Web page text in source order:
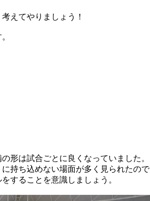
えてやりましょう！
形は試合ごとに良くなっていました。
持ち込めない場面が多く見られたので
することを意識しましょう。